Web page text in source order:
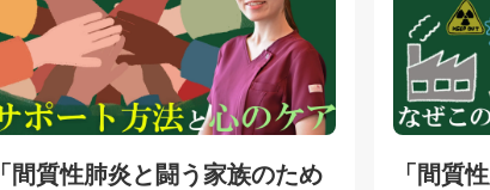
「間質性肺炎と闘う家族のため
「間質